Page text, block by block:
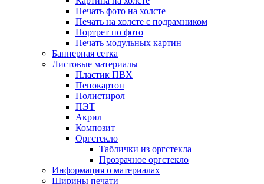
Печать фото на холсте
Печать на холсте с подрамником
Портрет по фото
Печать модульных картин
Баннерная сетка
Листовые материалы
Пластик ПВХ
Пенокартон
Полистирол
ПЭТ
Акрил
Композит
Оргстекло
Таблички из оргстекла
Прозрачное оргстекло
Информация о материалах
Ширины печати